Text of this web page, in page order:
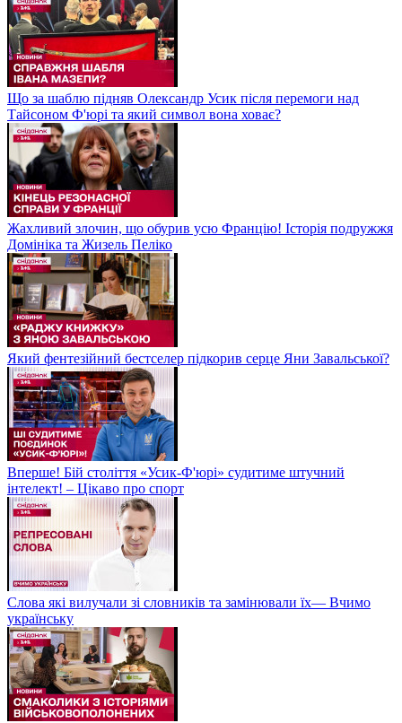
Що за шаблю підняв Олександр Усик після перемоги над
Тайсоном Ф'юрі та який символ вона ховає?
Жахливий злочин, що обурив усю Францію! Історія подружжя
Домініка та Жизель Пеліко
Який фентезійний бестселер підкорив серце Яни Завальської?
Вперше! Бій століття «Усик-Ф'юрі» судитиме штучний
інтелект! – Цікаво про спорт
Слова які вилучали зі словників та замінювали їх— Вчимо
українську